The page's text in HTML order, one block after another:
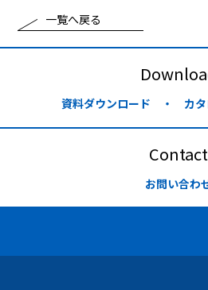
一覧へ戻る
資料ダウンロード ・ カタ
Contact
お問い合わ